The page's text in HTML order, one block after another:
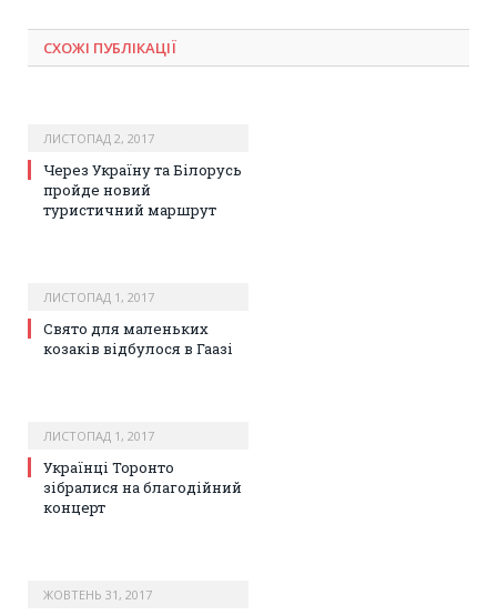
СХОЖІ ПУБЛІКАЦІЇ
ЛИСТОПАД 2, 2017
Через Україну та Білорусь
пройде новий
туристичний маршрут
ЛИСТОПАД 1, 2017
Свято для маленьких
козаків відбулося в Гаазі
ЛИСТОПАД 1, 2017
Українці Торонто
зібралися на благодійний
концерт
ЖОВТЕНЬ 31, 2017